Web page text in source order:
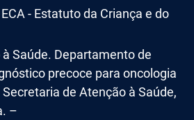
- Estatuto da Criança e do
Saúde. Departamento de
precoce para oncologia
de Atenção à Saúde,
–